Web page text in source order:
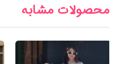
محصولات مشابه